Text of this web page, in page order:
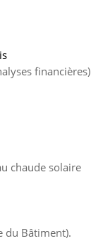
financières)
chaude solaire
du Bâtiment).